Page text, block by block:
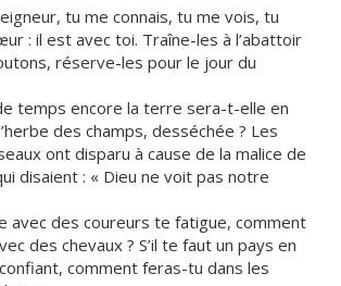
tu me connais, tu me vois, tu
: il est avec toi. Traîne-les à l’abattoir
réserve-les pour le jour du
temps encore la terre sera-t-elle en
des champs, desséchée ? Les
ont disparu à cause de la malice de
disaient : « Dieu ne voit pas notre
avec des coureurs te fatigue, comment
des chevaux ? S’il te faut un pays en
comment feras-tu dans les